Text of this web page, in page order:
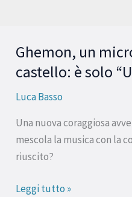
Ghemon, un
castello: è solo
Luca Basso
Una nuova coraggiosa
mescola la musica con la
riuscito?
Ghemon,
un
e
un
castello:
è
“Una
Leggi tutto »